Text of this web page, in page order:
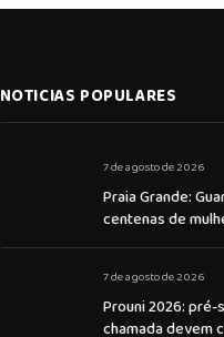
NOTICIAS POPULARES
7 de agosto de 2026
Praia Grande:
centenas de
7 de agosto de 2026
Prouni 2026:
chamada devem